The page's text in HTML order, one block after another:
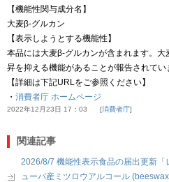
【機能性関与成分名】
大麦β-グルカン
【表示しようとする機能性】
本品には大麦β-グルカンが含まれます。
昇を抑える機能があることが報告されてい
【詳細は下記URLをご参照ください】
・ 消費者庁 ホームページ
2022年12月23日 17：03 消費者庁
関連記事
2026/8/7 機能性表示食品の届出更新
ューバ産ミツロウアルコール